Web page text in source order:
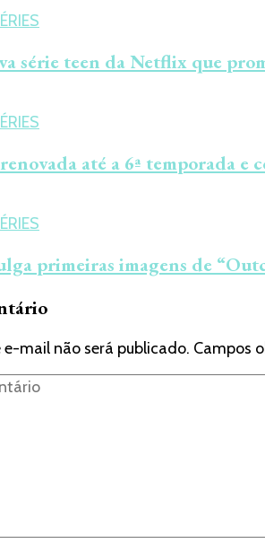
série teen da Netflix que
até a 6ª temporada e
primeiras imagens de
e-mail não será publicado. Campos